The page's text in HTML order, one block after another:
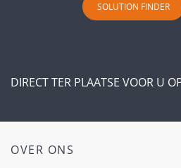
SOLUTION FINDER
DIRECT TER PLAATSE VOOR U
OVER ONS